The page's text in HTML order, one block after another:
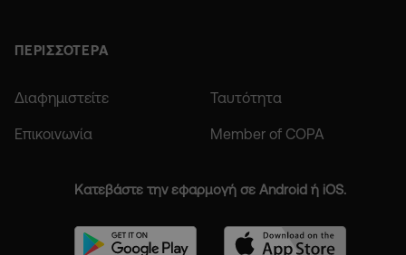
ΠΕΡΙΣΣΟΤΕΡΑ
Διαφημιστείτε Ταυτότητα
Επικοινωνία Member of COPA
Κατεβάστε την εφαρμογή σε Android ή iOS.